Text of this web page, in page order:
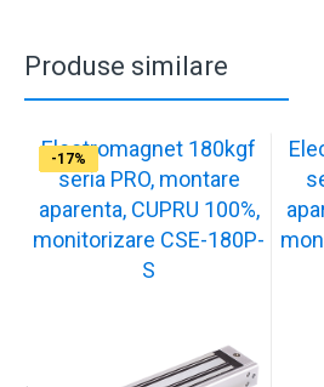
Produse similare
-17%
Electromagnet 180kgf
seria PRO, montare
aparenta, CUPRU 100%,
monitorizare CSE-180P-
S
-16%
-17%
-17%
-17%
-17%
-17%
-17%
-17%
-17%